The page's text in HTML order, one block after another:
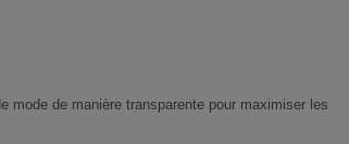
mode de manière transparente pour maximiser les